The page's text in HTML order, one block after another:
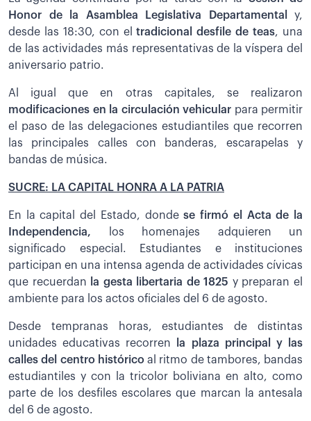
Honor de la Asamblea Legislativa Departamental
y,
desde las 18:30, con eltradicional desfile de teas, una
de las actividades más representativas de la víspera del
aniversario patrio.
Al igual que en otras capitales, se realizaron
modificaciones en la circulación vehicular para permitir
el paso de las delegaciones estudiantiles que recorren
las principales calles con banderas, escarapelas y
bandas de música.
SUCRE: LA CAPITAL HONRA A LA PATRIA
En la capital del Estado, dondese firmó el Acta de la
Independencia, los homenajes adquieren un
significado especial. Estudiantes e instituciones
participan en una intensa agenda de actividades cívicas
que recuerdan
la gesta libertaria de 1825 y preparan el
ambiente para los actos oficiales del 6 de agosto.
Desde tempranas horas, estudiantes de distintas
unidades educativas recorren la plaza principal y las
calles del centro históricoal ritmo de tambores, bandas
estudiantiles y con la tricolor boliviana en alto, como
parte de los desfiles escolares que marcan la antesala
del 6 de agosto.